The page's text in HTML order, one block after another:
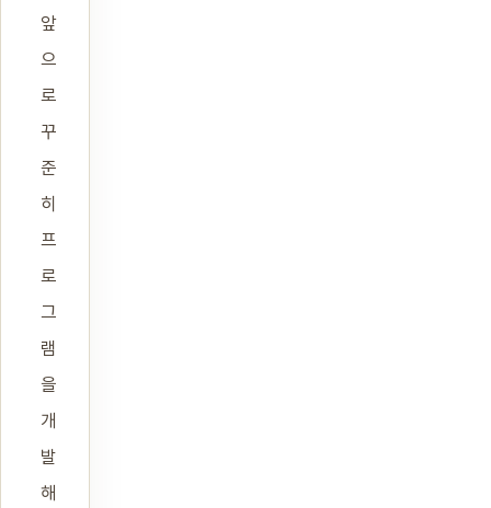
앞
으
로
꾸
준
히
프
로
그
램
을
개
발
해